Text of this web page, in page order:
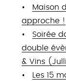
Maison
approche !
Soirée
double
& Vins
Les 15